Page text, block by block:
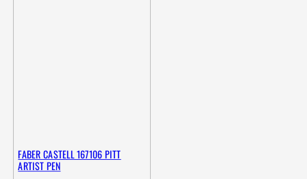
FABER CASTELL 167106 PITT
ARTIST PEN